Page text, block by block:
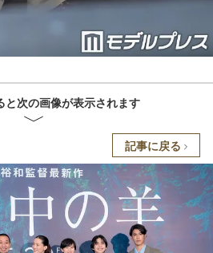
と次の画像が表示されます
記事に戻る